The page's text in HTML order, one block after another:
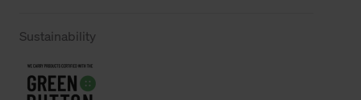
Sustainability